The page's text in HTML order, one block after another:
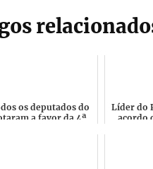
os deputados do
a favor da 4ª
Líder do
acordo